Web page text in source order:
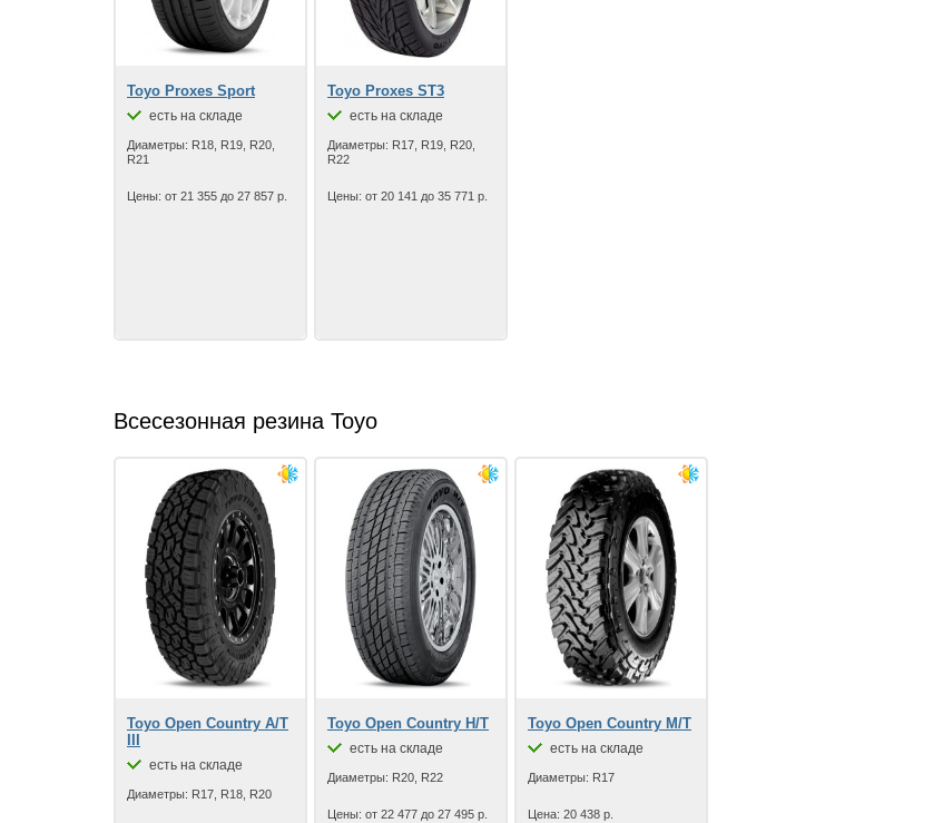
Toyo Proxes Sport
есть на складе
Диаметры: R18, R19, R20,
R21
Цены: от 21 355 до 27 857 р.
Toyo Proxes ST3
есть на складе
Диаметры: R17, R19, R20,
R22
Цены: от 20 141 до 35 771 р.
Всесезонная резина Toyo
Toyo Open Country A/T
есть на складе
Диаметры: R17, R18, R20
Toyo Open Country H/T
есть на складе
Диаметры: R20, R22
Цены: от 22 477 до 27 495 р.
Toyo Open Country M/T
есть на складе
Диаметры: R17
Цена: 20 438 р.